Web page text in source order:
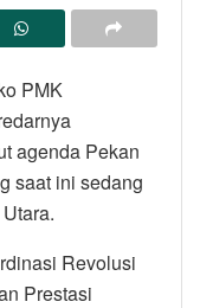
PMK
agenda Pekan
saat ini sedang
Revolusi
Prestasi